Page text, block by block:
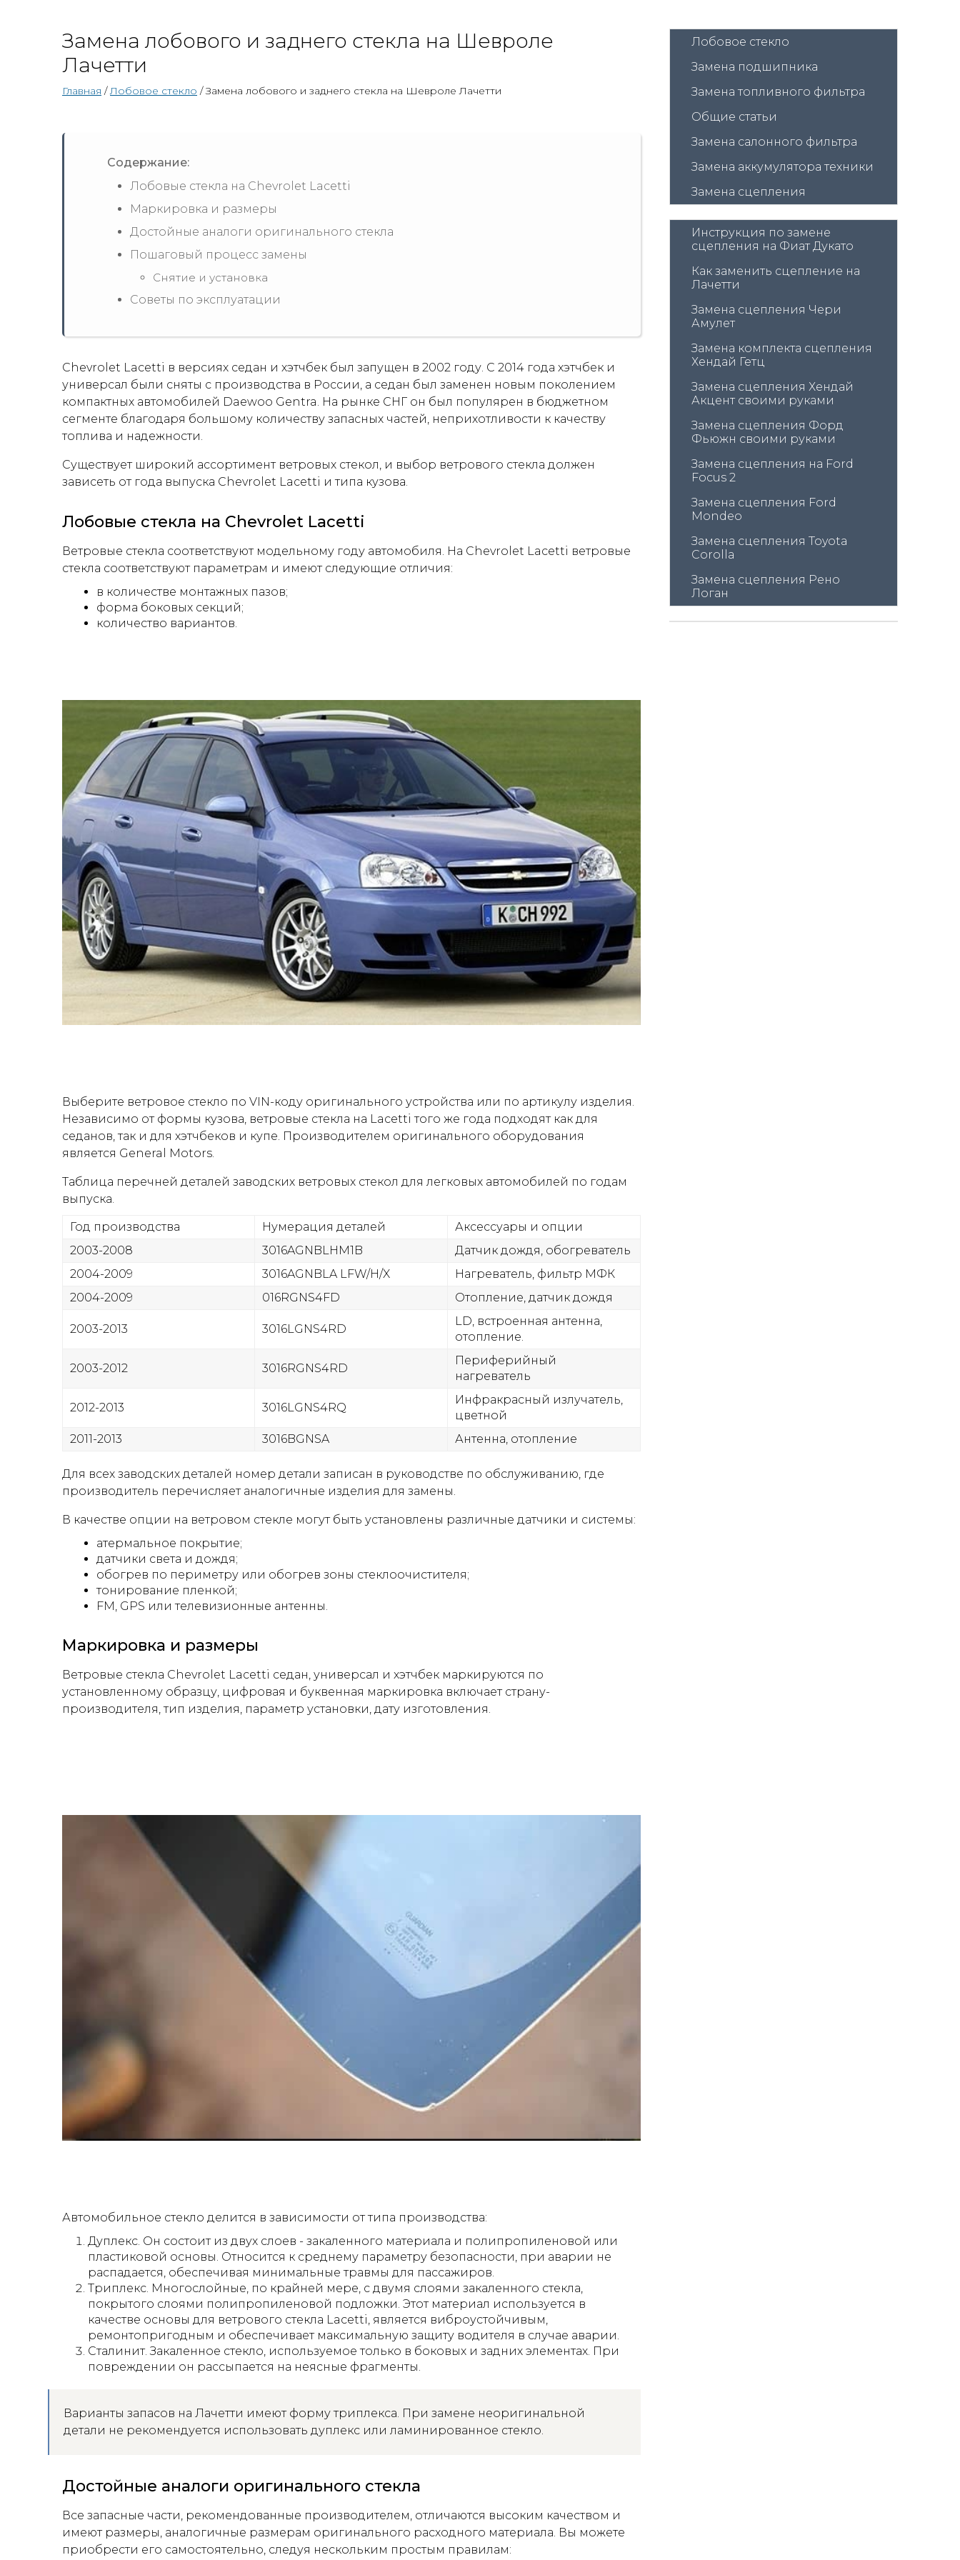
Замена лобового и заднего стекла на Шевроле
Лачетти
Главная /Лобовое стекло / Замена лобового и заднего стекла на Шевроле Лачетти
Содержание:
Лобовые стекла на Chevrolet Lacetti
Маркировка и размеры
Достойные аналоги оригинального стекла
Пошаговый процесс замены
Снятие и установка
Советы по эксплуатации
Chevrolet Lacetti в версиях седан и хэтчбек был запущен в 2002 году. С 2014 года хэтчбек и
универсал были сняты с производства в России, а седан был заменен новым поколением
компактных автомобилей Daewoo Gentra. На рынке СНГ он был популярен в бюджетном
сегменте благодаря большому количеству запасных частей, неприхотливости к качеству
топлива и надежности.
Существует широкий ассортимент ветровых стекол, и выбор ветрового стекла должен
зависеть от года выпуска Chevrolet Lacetti и типа кузова.
Лобовые стекла на Chevrolet Lacetti
Ветровые стекла соответствуют модельному году автомобиля. На Chevrolet Lacetti ветровые
стекла соответствуют параметрам и имеют следующие отличия:
в количестве монтажных пазов;
форма боковых секций;
количество вариантов.
Выберите ветровое стекло по VIN-коду оригинального устройства или по артикулу изделия.
Независимо от формы кузова, ветровые стекла на Lacetti того же года подходят как для
седанов, так и для хэтчбеков и купе. Производителем оригинального оборудования
является General Motors.
Таблица перечней деталей заводских ветровых стекол для легковых автомобилей по годам
выпуска.
Год производства Нумерация деталей
Аксессуары и опции
2003-2008
3016AGNBLHM1B
Датчик дождя, обогреватель
2004-2009
3016AGNBLA LFW/H/X
Нагреватель, фильтр МФК
2004-2009
016RGNS4FD Отопление, датчик дождя
2003-2013 3016LGNS4RD
LD, встроенная антенна,
отопление.
2003-2012 3016RGNS4RD
Периферийный
нагреватель
2012-2013 3016LGNS4RQ
Инфракрасный излучатель,
цветной
2011-2013
3016BGNSA Антенна, отопление
Для всех заводских деталей номер детали записан в руководстве по обслуживанию, где
производитель перечисляет аналогичные изделия для замены.
В качестве опции на ветровом стекле могут быть установлены различные датчики и системы:
атермальное покрытие;
датчики света и дождя;
обогрев по периметру или обогрев зоны стеклоочистителя;
тонирование пленкой;
FM, GPS или телевизионные антенны.
Маркировка и размеры
Ветровые стекла Chevrolet Lacetti седан, универсал и хэтчбек маркируются по
установленному образцу, цифровая и буквенная маркировка включает страну-
производителя, тип изделия, параметр установки, дату изготовления.
Автомобильное стекло делится в зависимости от типа производства:
Дуплекс. Он состоит из двух слоев - закаленного материала и полипропиленовой или
пластиковой основы. Относится к среднему параметру безопасности, при аварии не
распадается, обеспечивая минимальные травмы для пассажиров.
Триплекс. Многослойные, по крайней мере, с двумя слоями закаленного стекла,
покрытого слоями полипропиленовой подложки. Этот материал используется в
качестве основы для ветрового стекла Lacetti, является виброустойчивым,
ремонтопригодным и обеспечивает максимальную защиту водителя в случае аварии.
Сталинит. Закаленное стекло, используемое только в боковых и задних элементах. При
повреждении он рассыпается на неясные фрагменты.
Варианты запасов на Лачетти имеют форму триплекса. При замене неоригинальной
детали не рекомендуется использовать дуплекс или ламинированное стекло.
Достойные аналоги оригинального стекла
Все запасные части, рекомендованные производителем, отличаются высоким качеством и
имеют размеры, аналогичные размерам оригинального расходного материала. Вы можете
приобрести его самостоятельно, следуя нескольким простым правилам:
Лобовое стекло
Замена подшипника
Замена топливного фильтра
Общие статьи
Замена салонного фильтра
Замена аккумулятора техники
Замена сцепления
Инструкция по замене
сцепления на Фиат Дукато
Как заменить сцепление на
Лачетти
Замена сцепления Чери
Амулет
Замена комплекта сцепления
Хендай Гетц
Замена сцепления Хендай
Акцент своими руками
Замена сцепления Форд
Фьюжн своими руками
Замена сцепления на Ford
Focus 2
Замена сцепления Ford
Mondeo
Замена сцепления Toyota
Corolla
Замена сцепления Рено
Логан